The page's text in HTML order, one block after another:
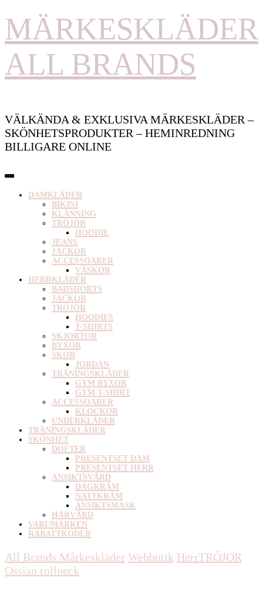
MÄRKESKLÄDER
ALL BRANDS
VÄLKÄNDA & EXKLUSIVA MÄRKESKLÄDER –
SKÖNHETSPRODUKTER – HEMINREDNING
BILLIGARE ONLINE
DAMKLÄDER
BIKINI
KLÄNNING
TRÖJOR
HOODIE
JEANS
JACKOR
ACCESSOARER
VÄSKOR
HERRKLÄDER
BADSHORTS
JACKOR
TRÖJOR
HOODIES
T-SHIRTS
SKJORTOR
BYXOR
SKOR
JORDAN
TRÄNINGSKLÄDER
GYM BYXOR
GYM T-SHIRT
ACCESSOARER
KLOCKOR
UNDERKLÄDER
TRÄNINGSKLÄDER
SKÖNHET
DOFTER
PRESENTSET DAM
PRESENTSET HERR
ANSIKTSVÅRD
DAGKRÄM
NATTKRÄM
ANSIKTSMASK
HÅRVÅRD
VARUMÄRKEN
RABATTKODER
All Brands Mårkeskläder Webbutik HerrTRÖJOR
Ossian rollneck